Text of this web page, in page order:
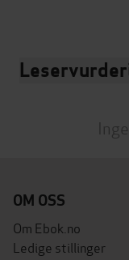
OM OSS
Om Ebok.no
Ledige stillinger